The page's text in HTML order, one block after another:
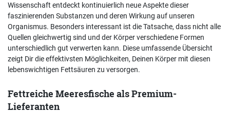
Wissenschaft entdeckt kontinuierlich neue Aspekte dieser
faszinierenden Substanzen und deren Wirkung auf unseren
Organismus. Besonders interessant ist die Tatsache, dass nicht alle
Quellen gleichwertig sind und der Körper verschiedene Formen
unterschiedlich gut verwerten kann. Diese umfassende Übersicht
zeigt Dir die effektivsten Möglichkeiten, Deinen Körper mit diesen
lebenswichtigen Fettsäuren zu versorgen.
Fettreiche Meeresfische als Premium-
Lieferanten